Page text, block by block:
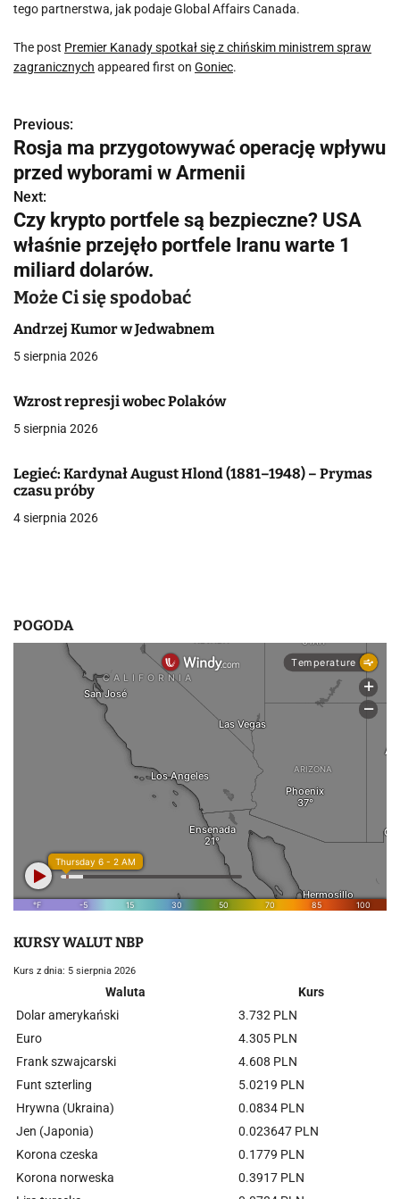
tego partnerstwa, jak podaje Global Affairs Canada.
The post Premier Kanady spotkał się z chińskim ministrem spraw
zagranicznych appeared first on Goniec.
N
a
w
i
g
a
c
j
a
w
p
i
Previous:
Rosja ma przygotowywać operację wpływu
przed wyborami w Armenii
Next:
Czy krypto portfele są bezpieczne? USA
właśnie przejęło portfele Iranu warte 1
miliard dolarów.
Może Ci się spodobać
Andrzej Kumor w Jedwabnem
5 sierpnia 2026
Wzrost represji wobec Polaków
5 sierpnia 2026
Legieć: Kardynał August Hlond (1881–1948) – Prymas
czasu próby
4 sierpnia 2026
POGODA
KURSY WALUT NBP
Kurs z dnia: 5 sierpnia 2026
Waluta
Kurs
Dolar amerykański
3.732 PLN
Euro
4.305 PLN
Frank szwajcarski
4.608 PLN
Funt szterling
5.0219 PLN
Hrywna (Ukraina)
0.0834 PLN
Jen (Japonia)
0.023647 PLN
Korona czeska
0.1779 PLN
Korona norweska
0.3917 PLN